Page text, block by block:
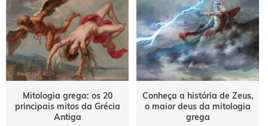
Mitologia grega: os 20
principais mitos da Grécia
Antiga
Conheça a história de Zeus,
o maior deus da mitologia
grega